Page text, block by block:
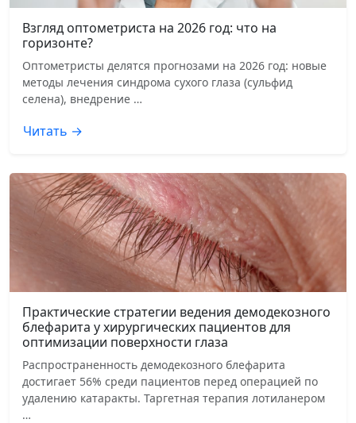
Взгляд оптометриста на 2026 год: что на
горизонте?
Оптометристы делятся прогнозами на 2026 год: новые
методы лечения синдрома сухого глаза (сульфид
селена), внедрение …
Читать →
Практические стратегии ведения демодекозного
блефарита у хирургических пациентов для
оптимизации поверхности глаза
Распространенность демодекозного блефарита
достигает 56% среди пациентов перед операцией по
удалению катаракты. Таргетная терапия лотиланером
…